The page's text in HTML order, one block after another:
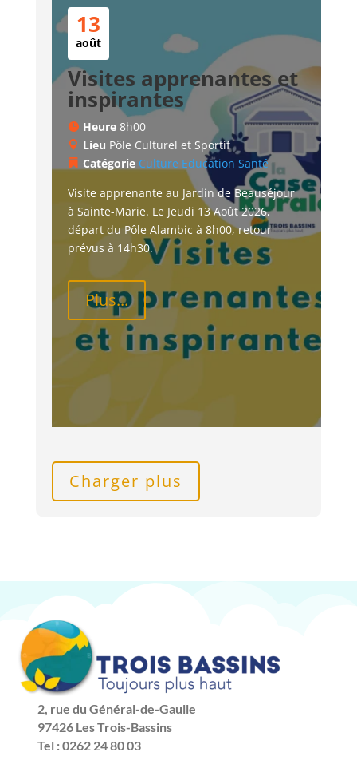
13
août
Visites apprenantes et
inspirantes
Heure 8h00
Lieu Pôle Culturel et Sportif
Catégorie Culture Education Santé
Visite apprenante au Jardin de Beauséjour
à Sainte-Marie. Le Jeudi 13 Août 2026,
départ du Pôle Alambic à 8h00, retour
prévus à 14h30.
Plus...
Charger plus
2, rue du Général-de-Gaulle
97426 Les Trois-Bassins
Tel : 0262 24 80 03